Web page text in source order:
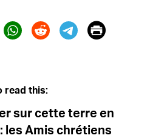
(X)
Print
read this:
sur cette terre en
les Amis chrétiens